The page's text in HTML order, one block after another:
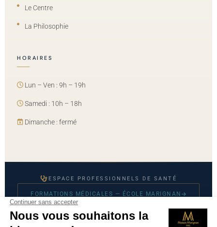
Le Centre
La Philosophie
HORAIRES
Lun – Ven : 9h – 19h
Samedi : 10h – 18h
Dimanche : fermé
ESPACE PROFESSIONNELS DE SANTÉ
FORMATIONS MÉDICALES — ÉCOLE MARIGNAN